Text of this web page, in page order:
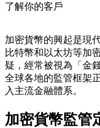
了解你的客戶
加密貨幣的興起是現
比特幣和以太坊等加
疑，經常被視為「金
全球各地的監管框架
入主流金融體系。
加密貨幣監管